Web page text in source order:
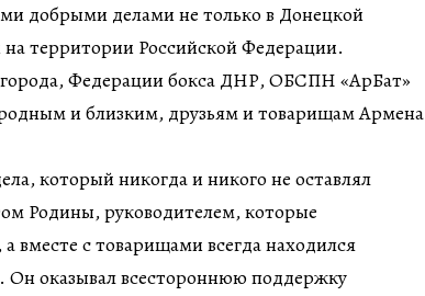
добрыми делами не только в Донецкой
территории Российской Федерации.
Федерации бокса ДНР, ОБСПН «АрБат»
и близким, друзьям и товарищам Армена
который никогда и никого не оставлял
Родины, руководителем, которые
вместе с товарищами всегда находился
Он оказывал всестороннюю поддержку